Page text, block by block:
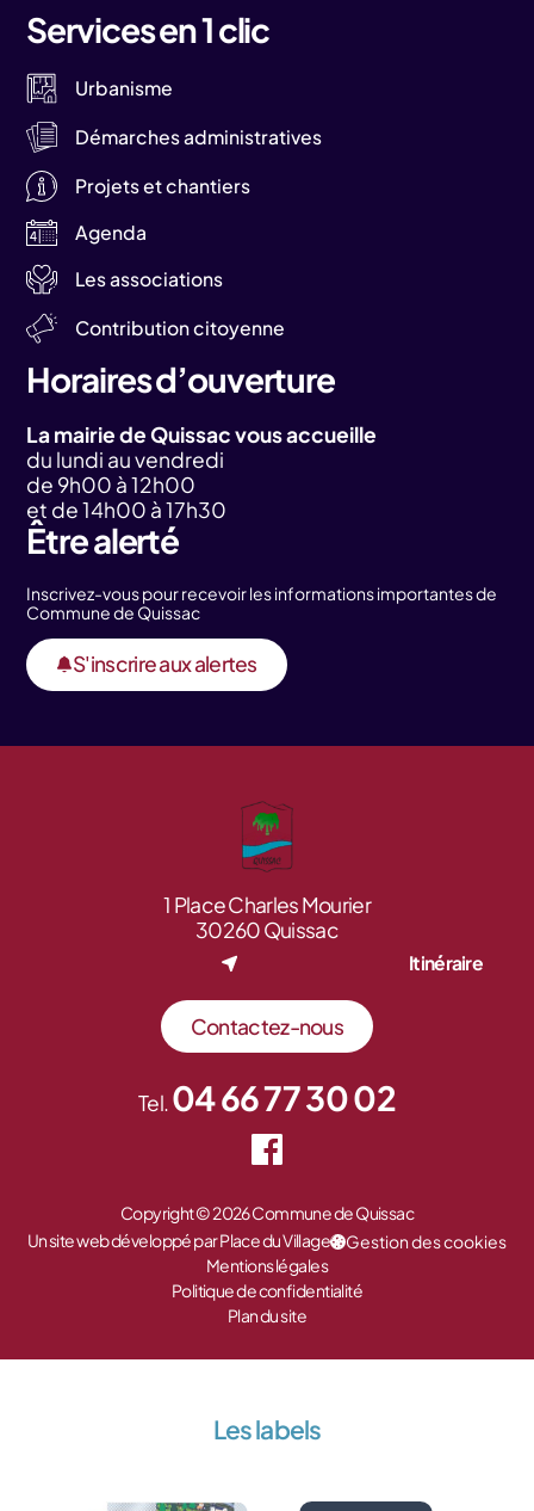
Services en 1 clic
Urbanisme
Démarches administratives
Projets et chantiers
Agenda
Les associations
Contribution citoyenne
Horaires d’ouverture
La mairie de Quissac vous accueille
du lundi au vendredi
de 9h00 à 12h00
et de 14h00 à 17h30
Être alerté
Inscrivez-vous pour recevoir les informations importantes de
Commune de Quissac
S'inscrire aux alertes
1 Place Charles Mourier
30260 Quissac
Itinéraire
Contactez-nous
Tel.04 66 77 30 02
Copyright © 2026 Commune de Quissac
Un site web développé par Place du Village
Gestion des cookies
Mentions légales
Politique de confidentialité
Plan du site
Les labels